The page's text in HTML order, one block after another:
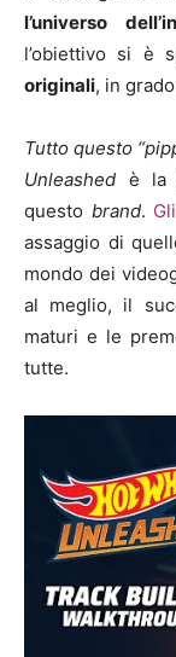
l’universo
l’obiettivo si è
originali, in
Tutto questo
Unleashed è la
questo brand.
assaggio di
mondo dei
al meglio, il
maturi e le
tutte.